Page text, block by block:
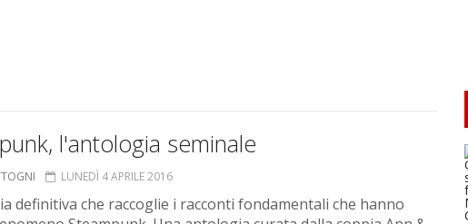
l'antologia seminale
LUNEDÌ 4 APRILE 2016
definitiva che raccoglie i racconti fondamentali che hanno